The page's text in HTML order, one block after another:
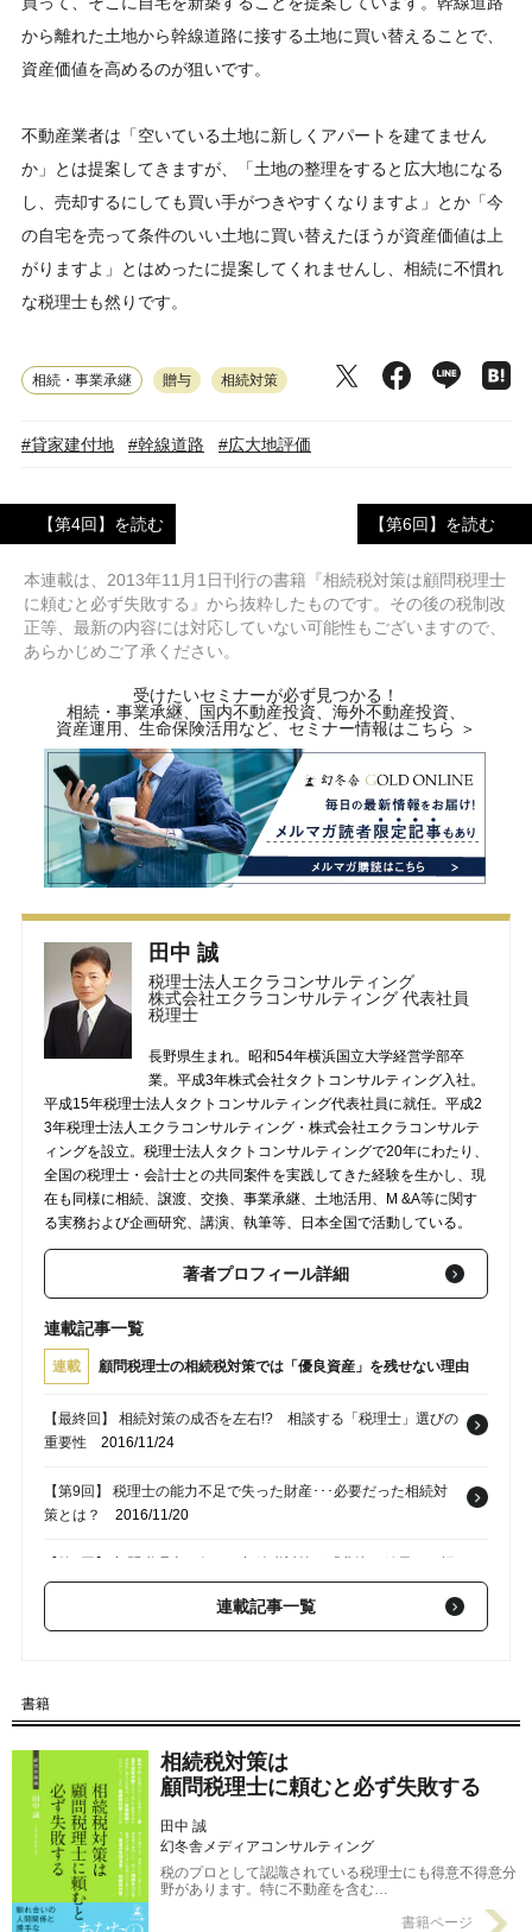
から離れた土地から幹線道路に接する土地に買い替えることで、
資産価値を高めるのが狙いです。
不動産業者は「空いている土地に新しくアパートを建てません
か」とは提案してきますが、「土地の整理をすると広大地になる
し、売却するにしても買い手がつきやすくなりますよ」とか「今
の自宅を売って条件のいい土地に買い替えたほうが資産価値は上
がりますよ」とはめったに提案してくれませんし、相続に不慣れ
な税理士も然りです。
相続・事業承継 贈与 相続対策
#貸家建付地 #幹線道路 #広大地評価
【第4回】を読む 【第6回】を読む
本連載は、2013年11月1日刊行の書籍『相続税対策は顧問税理士
に頼むと必ず失敗する』から抜粋したものです。その後の税制改
正等、最新の内容には対応していない可能性もございますので、
あらかじめご了承ください。
受けたいセミナーが必ず見つかる！
相続・事業承継、国内不動産投資、海外不動産投資、
資産運用、生命保険活用など、セミナー情報はこちら ＞
田中 誠
税理士法人エクラコンサルティング
株式会社エクラコンサルティング 代表社員
税理士
長野県生まれ。昭和54年横浜国立大学経営学部卒
業。平成3年株式会社タクトコンサルティング入社。
平成15年税理士法人タクトコンサルティング代表社員に就任。平成2
3年税理士法人エクラコンサルティング・株式会社エクラコンサルテ
ィングを設立。税理士法人タクトコンサルティングで20年にわたり、
全国の税理士・会計士との共同案件を実践してきた経験を生かし、現
在も同様に相続、譲渡、交換、事業承継、土地活用、M &A等に関す
る実務および企画研究、講演、執筆等、日本全国で活動している。
著者プロフィール詳細
連載記事一覧
連載 顧問税理士の相続税対策では「優良資産」を残せない理由
【最終回】 相続対策の成否を左右!? 相談する「税理士」選びの
重要性 2016/11/24
【第9回】 税理士の能力不足で失った財産･･･必要だった相続対
策とは？
2016/11/20
【第8回】 顧問税理士に任せた相続税対策が「悲惨な結果」を招
いた事例2016/11/18
【第7回】 「相続コンサルティングができる」税理士を探す方
【第6回】 不動産資産を「ブランディング」するメリットと手法
とは？2016/01/17
連載記事一覧
書籍
相続税対策は
顧問税理士に頼むと必ず失敗する
田中 誠
幻冬舎メディアコンサルティング
税のプロとして認識されている税理士にも得意不得意分
野があります。特に不動産を含む…
書籍ページ